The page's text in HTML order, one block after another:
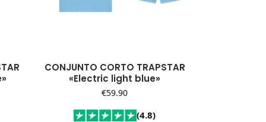
CONJUNTO CORTO TRAPSTAR
«Electric light blue»
€59.90
(4.8)